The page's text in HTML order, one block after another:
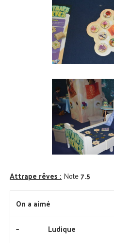
Attrape rêves : Note7.5
On a aimé
– Ludique